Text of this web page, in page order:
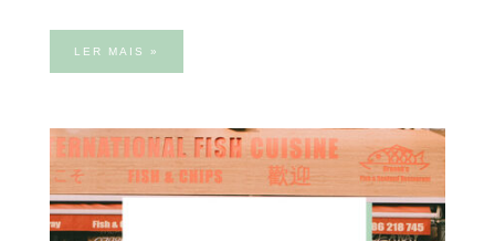
LER MAIS »